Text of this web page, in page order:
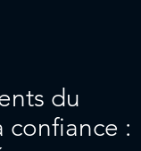
du
confiance :